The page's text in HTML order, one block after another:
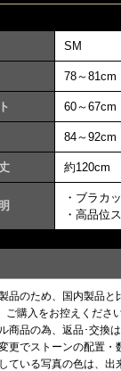
SM
78～81cm
60～67cm
84～92cm
約120cm
・ブラカ
・高品位
品のため、国内製品と
ご購入をお控えくださ
商品の為、返品･交換
更でストーンの配置・
ている写真の色は、出